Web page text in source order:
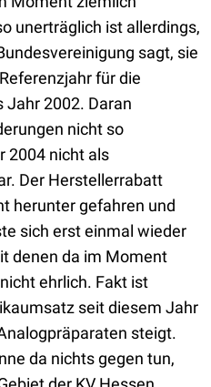
unerträglich ist allerdings,
sagt, sie
für die
Jahr 2002. Daran
nicht so
2004 nicht als
Der Herstellerrabatt
herunter gefahren und
sich erst einmal wieder
denen da im Moment
ehrlich. Fakt ist
seit diesem Jahr
steigt.
da nichts gegen tun,